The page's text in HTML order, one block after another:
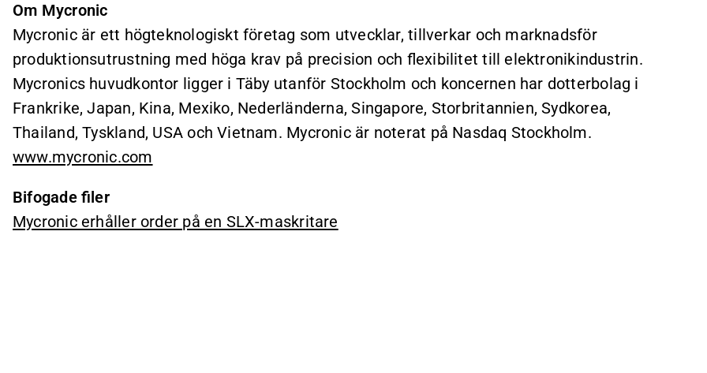
Om Mycronic
Mycronic är ett högteknologiskt företag som utvecklar, tillverkar och marknadsför
produktionsutrustning med höga krav på precision och flexibilitet till elektronikindustrin.
Mycronics huvudkontor ligger i Täby utanför Stockholm och koncernen har dotterbolag i
Frankrike, Japan, Kina, Mexiko, Nederländerna, Singapore, Storbritannien, Sydkorea,
Thailand, Tyskland, USA och Vietnam. Mycronic är noterat på Nasdaq Stockholm.
www.mycronic.com
Bifogade filer
Mycronic erhåller order på en SLX-maskritare